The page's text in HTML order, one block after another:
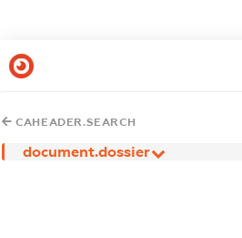
CAHEADER.SEARCH
document.dossier